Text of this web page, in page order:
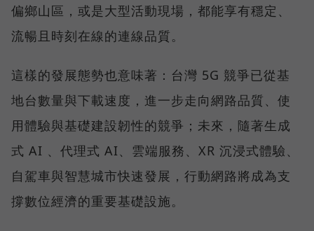
偏鄉山區，或是大型活動現場，都能享有穩定、
流暢且時刻在線的連線品質。
這樣的發展態勢也意味著：台灣 5G 競爭已從基
地台數量與下載速度，進一步走向網路品質、使
用體驗與基礎建設韌性的競爭；未來，隨著生成
式 AI 、代理式 AI、雲端服務、XR 沉浸式體驗、
自駕車與智慧城市快速發展，行動網路將成為支
撐數位經濟的重要基礎設施。